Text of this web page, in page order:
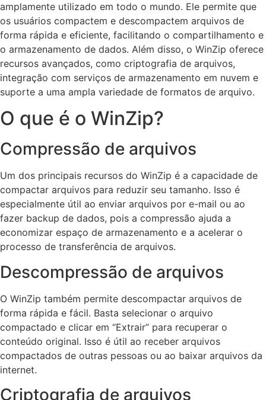
amplamente utilizado em todo o mundo. Ele permite que
os usuários compactem e descompactem arquivos de
forma rápida e eficiente, facilitando o compartilhamento e
o armazenamento de dados. Além disso, o WinZip oferece
recursos avançados, como criptografia de arquivos,
integração com serviços de armazenamento em nuvem e
suporte a uma ampla variedade de formatos de arquivo.
O que é o WinZip?
Compressão de arquivos
Um dos principais recursos do WinZip é a capacidade de
compactar arquivos para reduzir seu tamanho. Isso é
especialmente útil ao enviar arquivos por e-mail ou ao
fazer backup de dados, pois a compressão ajuda a
economizar espaço de armazenamento e a acelerar o
processo de transferência de arquivos.
Descompressão de arquivos
O WinZip também permite descompactar arquivos de
forma rápida e fácil. Basta selecionar o arquivo
compactado e clicar em “Extrair” para recuperar o
conteúdo original. Isso é útil ao receber arquivos
compactados de outras pessoas ou ao baixar arquivos da
internet.
Criptografia de arquivos